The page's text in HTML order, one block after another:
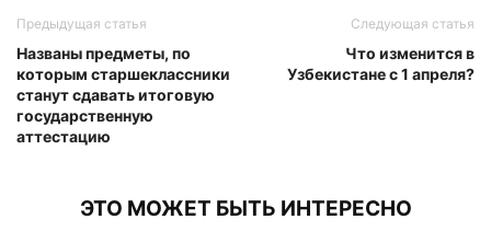
Предыдущая статья
Названы предметы, по
которым старшеклассники
станут сдавать итоговую
государственную
аттестацию
Следующая статья
Что изменится в
Узбекистане с 1 апреля?
ЭТО МОЖЕТ БЫТЬ ИНТЕРЕСНО